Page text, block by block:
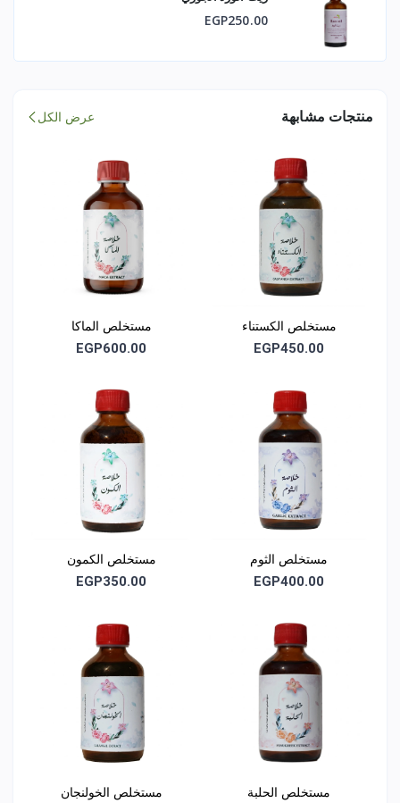
لا تتجاوز الجرعة الموصى بها
يحفظ بعيدًا عن متناول الأطفال
📦 شروط التخزين
رج العبوة جيدًا قبل الاستخدام
بيان إلزامي
هذا المنتج مكمل غذائي ولا يدّعي أي فوائد علاجية أو وقائية
يتوافق مع متطلبات الهيئة المصرية العامة للغذاء والدواء للمكملات
المواد الخام مطابقة للمواصفات المعتمدة للنباتات الطبية والعطرية
خالٍ من المواد الحافظة والألوان الصناعية والإضافات
EGP250.00
منتجات مشابهة عرض الكل
مستخلص الكستناء
EGP450.00
مستخلص الماكا
EGP600.00
مستخلص الثوم
EGP400.00
مستخلص الكمون
EGP350.00
مستخلص الحلبة مستخلص الخولنجان